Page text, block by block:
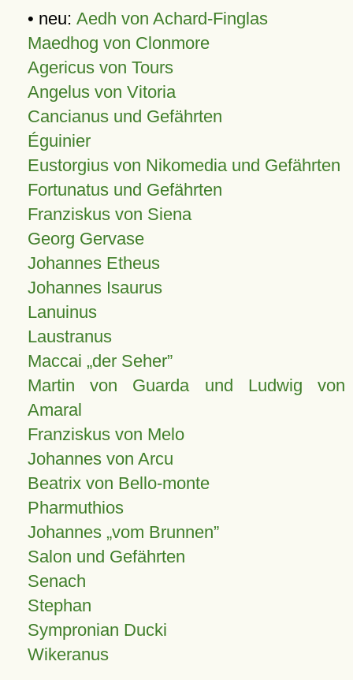
• neu: Aedh von Achard-Finglas
Maedhog von Clonmore
Agericus von Tours
Angelus von Vitoria
Cancianus und Gefährten
Éguinier
Eustorgius von Nikomedia und Gefährten
Fortunatus und Gefährten
Franziskus von Siena
Georg Gervase
Johannes Etheus
Johannes Isaurus
Lanuinus
Laustranus
Maccai „der Seher”
Martin von Guarda und Ludwig von
Amaral
Franziskus von Melo
Johannes von Arcu
Beatrix von Bello-monte
Pharmuthios
Johannes vom Brunnen
Salon und Gefährten
Senach
Stephan
Sympronian Ducki
Wikeranus